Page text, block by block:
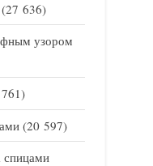
(27 636)
узором
(20 597)
спицами